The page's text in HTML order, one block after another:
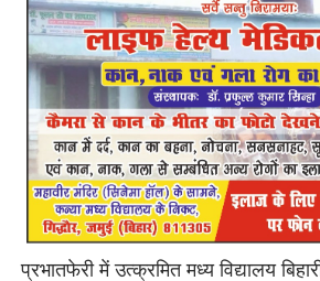
प्रभातफेरी में उत्क्रमित मध्य विद्यालय